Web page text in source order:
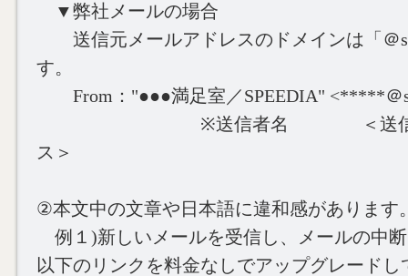
▼弊社メールの場合
送信元メールアドレスのドメインは「＠
す。
From："●●●満足室／SPEEDIA" <*****＠
※送信者名 ＜送信元メ
ス＞
②本文中の文章や日本語に違和感があります
例１)新しいメールを受信し、メールの中
以下のリンクを料金なしでアップグレードし